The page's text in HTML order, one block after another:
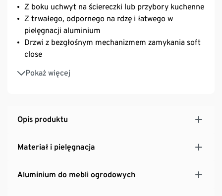
Z boku uchwyt na ściereczki lub przybory kuchenne
Z trwałego, odpornego na rdzę i łatwego w
pielęgnacji aluminium
Drzwi z bezgłośnym mechanizmem zamykania soft
close
Pokaż więcej
Tylna ściana z listewek wykonanych z lakierowanego
proszkowo aluminium o wyglądzie drewna
Opis produktu
Materiał i pielęgnacja
Aluminium do mebli ogrodowych